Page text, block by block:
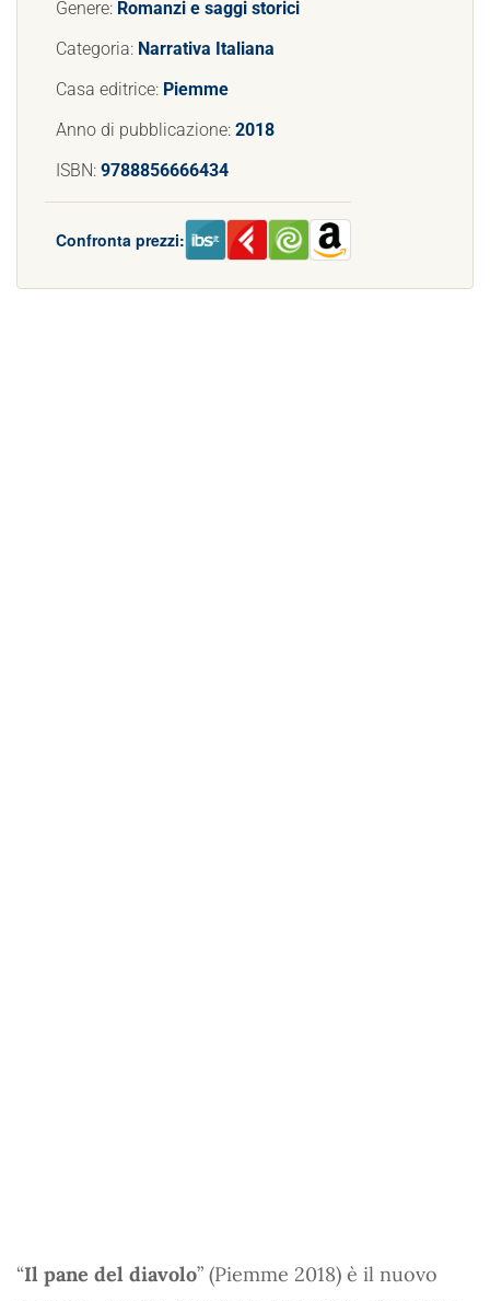
Genere: Romanzi e saggi storici
Categoria: Narrativa Italiana
Casa editrice: Piemme
Anno di pubblicazione: 2018
ISBN: 9788856666434
Confronta prezzi:
“Il pane del diavolo” (Piemme 2018) è il nuovo